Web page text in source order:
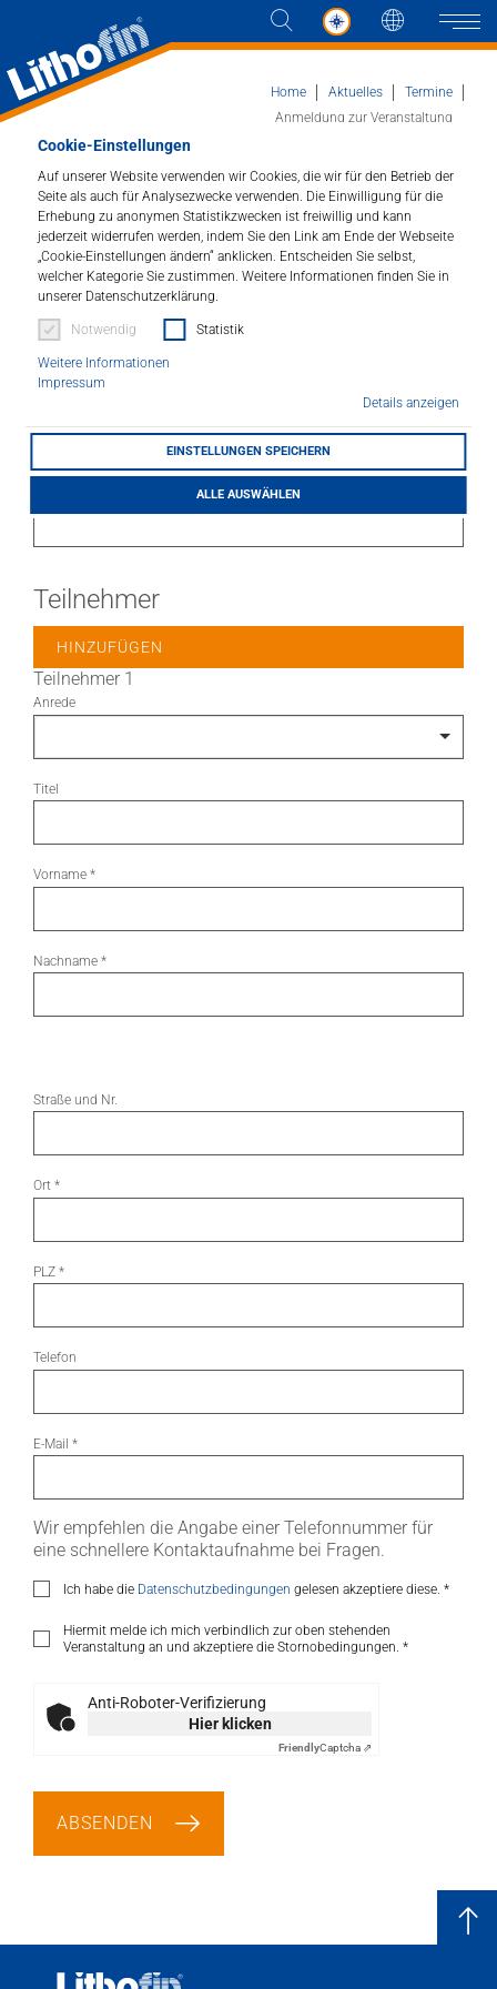
Cookie-Einstellungen
Auf unserer Website verwenden wir Cookies, die wir für den Betrieb der
Seite als auch für Analysezwecke verwenden. Die Einwilligung für die
Erhebung zu anonymen Statistikzwecken ist freiwillig und kann
jederzeit widerrufen werden, indem Sie den Link am Ende der Webseite
„Cookie-Einstellungen ändern“ anklicken. Entscheiden Sie selbst,
welcher Kategorie Sie zustimmen. Weitere Informationen finden Sie in
unserer Datenschutzerklärung.
Notwendig Statistik
Weitere Informationen
Impressum
Details anzeigen
EINSTELLUNGEN SPEICHERN
ALLE AUSWÄHLEN
Sprache
Produkte
Lösungen
Aktuelles
Unternehmen
HÄNDLERSUCHE
LITHOFINDER
Download
Home Aktuelles
Termine
Anmeldung zur Veranstaltung
Anmeldung zur Schulung
Meine verbindliche Anmeldung
Bitte wählen Sie eine Veranstaltung aus
Seminartermin
Teilnehmer
HINZUFÜGEN
Teilnehmer 1
Anrede
Titel
Vorname *
Nachname *
Straße und Nr.
Ort *
PLZ *
Telefon
E-Mail *
Wir empfehlen die Angabe einer Telefonnummer für
eine schnellere Kontaktaufnahme bei Fragen.
Ich habe die Datenschutzbedingungen gelesen akzeptiere diese. *
Hiermit melde ich mich verbindlich zur oben stehenden
Veranstaltung an und akzeptiere die Stornobedingungen. *
Anti-Roboter-Verifizierung
Hier klicken
FriendlyCaptcha ⇗
ABSENDEN